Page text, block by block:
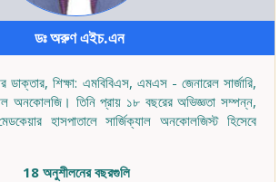
ডঃ অরুণ এইচ.এন
ডাক্তার, শিক্ষা: এমবিবিএস, এমএস - জেনারেল সার্জারি,
অনকোলজি। তিনি প্রায় ১৮ বছরের অভিজ্ঞতা সম্পন্ন,
মেডকেয়ার হাসপাতালে সার্জিক্যাল অনকোলজিস্ট হিসেবে
18 অনুশীলনের বছরগুলি